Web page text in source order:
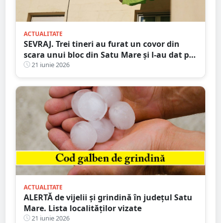
ACTUALITATE
SEVRAJ. Trei tineri au furat un covor din
scara unui bloc din Satu Mare și l-au dat pe
„legale”
21 iunie 2026
ACTUALITATE
ALERTĂ de vijelii și grindină în județul Satu
Mare. Lista localităților vizate
21 iunie 2026